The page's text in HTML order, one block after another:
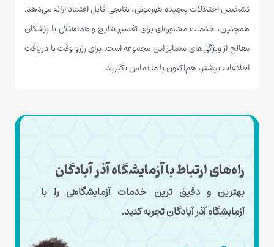
تشخیص اختلالات پیچیده هورمونی، نتایجی قابل اعتماد ارائه می‌دهد.
همچنین، خدمات مشاوره‌ای برای تفسیر نتایج و هماهنگی با پزشکان
معالج از ویژگی‌های متمایز این مجموعه است. برای رزرو وقت یا دریافت
اطلاعات بیشتر، هم‌اکنون با ما تماس بگیرید.
راه‌های ارتباط با آزمایشگاه آذر آبادگان
بهترین و دقیق ترین خدمات آزمایشگاهی را با
آزمایشگاه آذر آبادگان تجربه کنید.